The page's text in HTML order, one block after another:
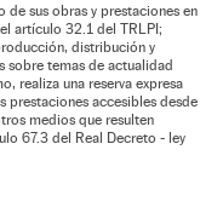
de sus obras y prestaciones en
artículo 32.1 del TRLPI;
distribución y
sobre temas de actualidad
realiza una reserva expresa
prestaciones accesibles desde
medios que resulten
67.3 del Real Decreto - ley